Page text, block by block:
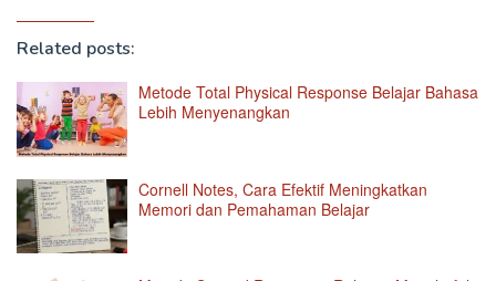
Related posts:
Metode Total Physical Response Belajar Bahasa
Lebih Menyenangkan
Cornell Notes, Cara Efektif Meningkatkan
Memori dan Pemahaman Belajar